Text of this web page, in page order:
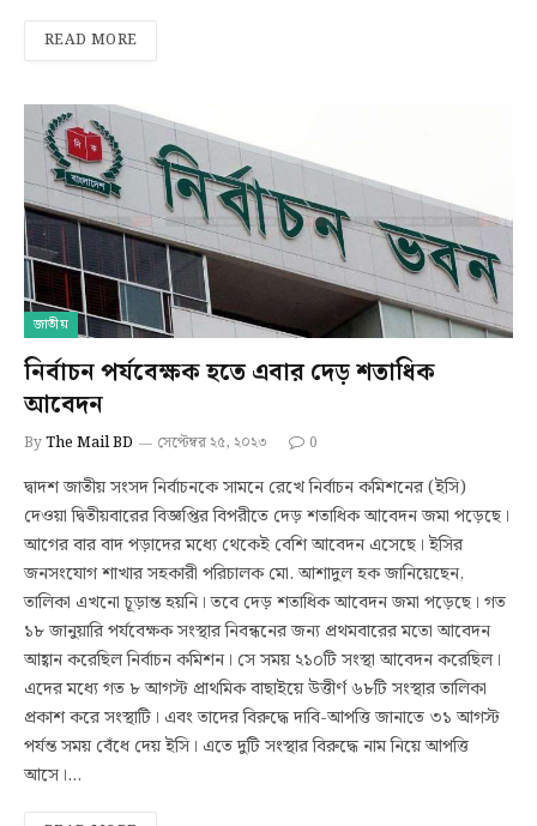
READ MORE
জাতীয়
নির্বাচন পর্যবেক্ষক হতে এবার দেড় শতাধিক
আবেদন
ByThe Mail BD সেপ্টেম্বর ২৫, ২০২৩ 0
দ্বাদশ জাতীয় সংসদ নির্বাচনকে সামনে রেখে নির্বাচন কমিশনের (ইসি)
দেওয়া দ্বিতীয়বারের বিজ্ঞপ্তির বিপরীতে দেড় শতাধিক আবেদন জমা পড়েছে।
আগের বার বাদ পড়াদের মধ্যে থেকেই বেশি আবেদন এসেছে। ইসির
জনসংযোগ শাখার সহকারী পরিচালক মো. আশাদুল হক জানিয়েছেন,
তালিকা এখনো চূড়ান্ত হয়নি। তবে দেড় শতাধিক আবেদন জমা পড়েছে। গত
১৮ জানুয়ারি পর্যবেক্ষক সংস্থার নিবন্ধনের জন্য প্রথমবারের মতো আবেদন
আহ্বান করেছিল নির্বাচন কমিশন। সে সময় ২১০টি সংস্থা আবেদন করেছিল।
এদের মধ্যে গত ৮ আগস্ট প্রাথমিক বাছাইয়ে উত্তীর্ণ ৬৮টি সংস্থার তালিকা
প্রকাশ করে সংস্থাটি। এবং তাদের বিরুদ্ধে দাবি-আপত্তি জানাতে ৩১ আগস্ট
পর্যন্ত সময় বেঁধে দেয় ইসি। এতে দুটি সংস্থার বিরুদ্ধে নাম নিয়ে আপত্তি
আসে।…